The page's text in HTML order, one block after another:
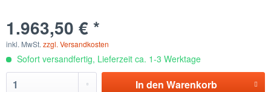
1.963,50 € *
inkl. MwSt. zzgl. Versandkosten
Sofort versandfertig, Lieferzeit ca. 1-3 Werktage
In den Warenkorb